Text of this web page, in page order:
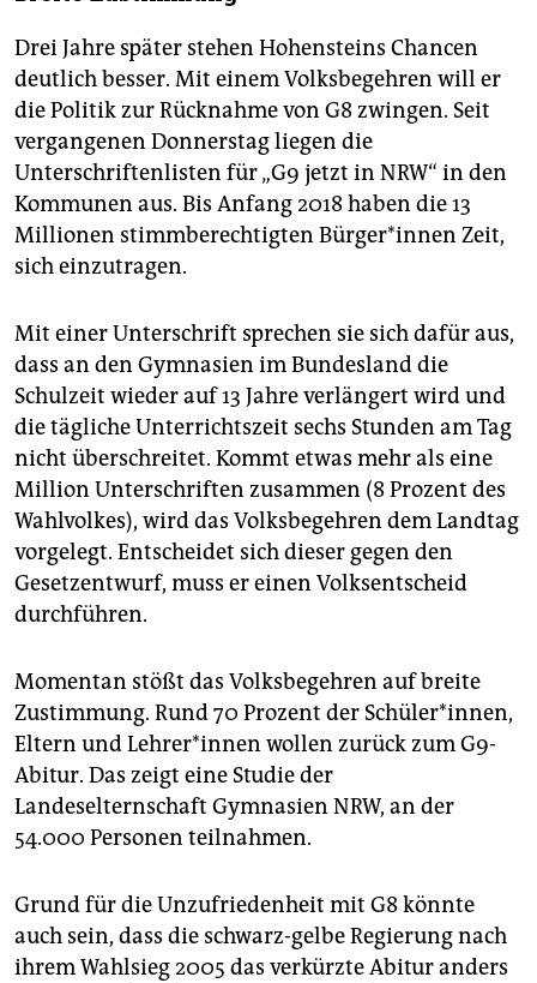
Drei Jahre später stehen Hohensteins Chancen
deutlich besser. Mit einem Volksbegehren will er
die Politik zur Rücknahme von G8 zwingen. Seit
vergangenen Donnerstag liegen die
Unterschriftenlisten für „G9 jetzt in NRW“ in den
Kommunen aus. Bis Anfang 2018 haben die 13
Millionen stimmberechtigten Bürger*innen Zeit,
sich einzutragen.
Mit einer Unterschrift sprechen sie sich dafür aus,
dass an den Gymnasien im Bundesland die
Schulzeit wieder auf 13 Jahre verlängert wird und
die tägliche Unterrichtszeit sechs Stunden am Tag
nicht überschreitet. Kommt etwas mehr als eine
Million Unterschriften zusammen (8 Prozent des
Wahlvolkes), wird das Volksbegehren dem Landtag
vorgelegt. Entscheidet sich dieser gegen den
Gesetzentwurf, muss er einen Volksentscheid
durchführen.
Momentan stößt das Volksbegehren auf breite
Zustimmung. Rund 70 Prozent der Schüler*innen,
Eltern und Lehrer*innen wollen zurück zum G9-
Abitur. Das zeigt eine Studie der
Landeselternschaft Gymnasien NRW, an der
54.000 Personen teilnahmen.
Grund für die Unzufriedenheit mit G8 könnte
auch sein, dass die schwarz-gelbe Regierung nach
ihrem Wahlsieg 2005 das verkürzte Abitur anders